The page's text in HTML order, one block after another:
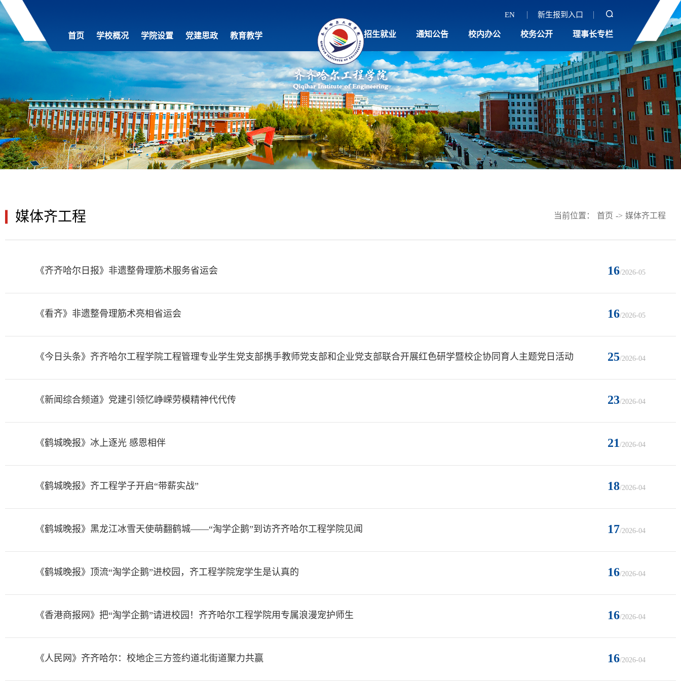
首页 学校概况 学院设置 党建思政 教育教学
EN 新生报到入口
招生就业 通知公告 校内办公 校务公开 理事长专栏
媒体齐工程 当前位置： 首页 -> 媒体齐工程
16/2026-05
《齐齐哈尔日报》非遗整骨理筋术服务省运会
16/2026-05
《看齐》非遗整骨理筋术亮相省运会
25/2026-04
《今日头条》齐齐哈尔工程学院工程管理专业学生党支部携手教师党支部和企业党支部联合开展红色研学暨校企协同育人主题党日活动
23/2026-04
《新闻综合频道》党建引领忆峥嵘劳模精神代代传
21/2026-04
《鹤城晚报》冰上逐光 感恩相伴
18/2026-04
《鹤城晚报》齐工程学子开启“带薪实战”
17/2026-04
《鹤城晚报》黑龙江冰雪天使萌翻鹤城——“淘学企鹅”到访齐齐哈尔工程学院见闻
16/2026-04
《鹤城晚报》顶流“淘学企鹅”进校园，齐工程学院宠学生是认真的
16/2026-04
《香港商报网》把“淘学企鹅”请进校园！齐齐哈尔工程学院用专属浪漫宠护师生
16/2026-04
《人民网》齐齐哈尔：校地企三方签约道北街道聚力共赢